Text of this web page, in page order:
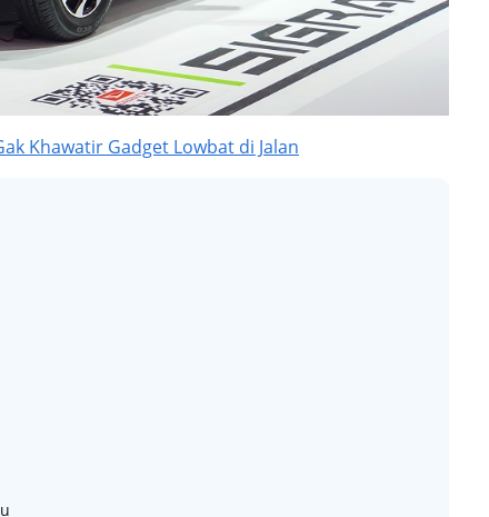
Khawatir Gadget Lowbat di Jalan